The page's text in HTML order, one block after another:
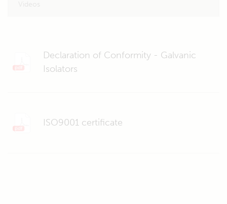
Declaration of Conformity - Galvanic
Isolators
ISO9001 certificate